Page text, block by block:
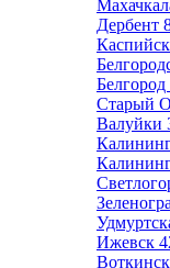
Дербент
Каспийск
Белгород
Старый
Валуйки
Ижевск
Воткинск